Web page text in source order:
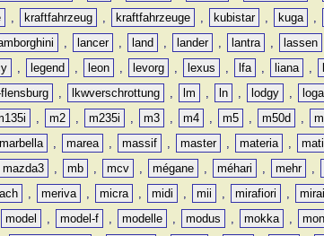
, kraftfahrzeug , kraftfahrzeuge , kubistar , kuga ,
, lancer , land , lander , lantra , lassen
, legend , leon , levorg , lexus , lfa , liana ,
, lkwverschrottung , lm , ln , lodgy ,
, m2 , m235i , m3 , m4 , m5 , m50d ,
marbella , marea , massif , master , materia ,
mazda3 , mb , mcv , mégane , méhari , mehr ,
, meriva , micra , midi , mii , mirafiori , mirai
model , model-f , modelle , modus , mokka ,